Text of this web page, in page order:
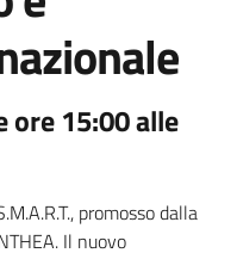
ore 15:00 alle
promosso dalla
Il nuovo